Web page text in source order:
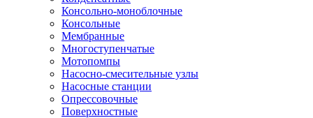
Консольно-моноблочные
Консольные
Мембранные
Многоступенчатые
Мотопомпы
Насосно-смесительные узлы
Насосные станции
Опрессовочные
Поверхностные